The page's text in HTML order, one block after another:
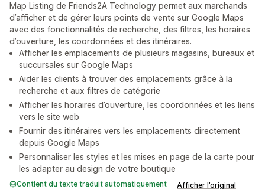
Map Listing de Friends2A Technology permet aux marchands
d’afficher et de gérer leurs points de vente sur Google Maps
avec des fonctionnalités de recherche, des filtres, les horaires
d’ouverture, les coordonnées et des itinéraires.
Afficher les emplacements de plusieurs magasins, bureaux et
succursales sur Google Maps
Aider les clients à trouver des emplacements grâce à la
recherche et aux filtres de catégorie
Afficher les horaires d’ouverture, les coordonnées et les liens
vers le site web
Fournir des itinéraires vers les emplacements directement
depuis Google Maps
Personnaliser les styles et les mises en page de la carte pour
les adapter au design de votre boutique
Contient du texte traduit automatiquement Afficher l’original